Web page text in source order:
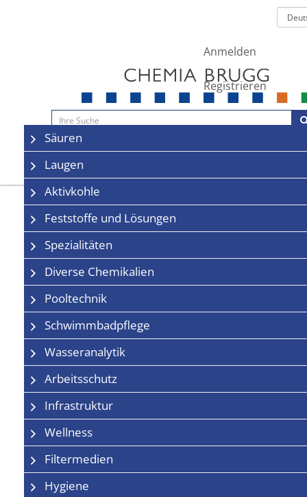
Anmelden
Registrieren
Navigation
Säuren
Laugen
Aktivkohle
Feststoffe und Lösungen
Spezialitäten
Diverse Chemikalien
Pooltechnik
Schwimmbadpflege
Wasseranalytik
Arbeitsschutz
Infrastruktur
Wellness
Filtermedien
Hygiene